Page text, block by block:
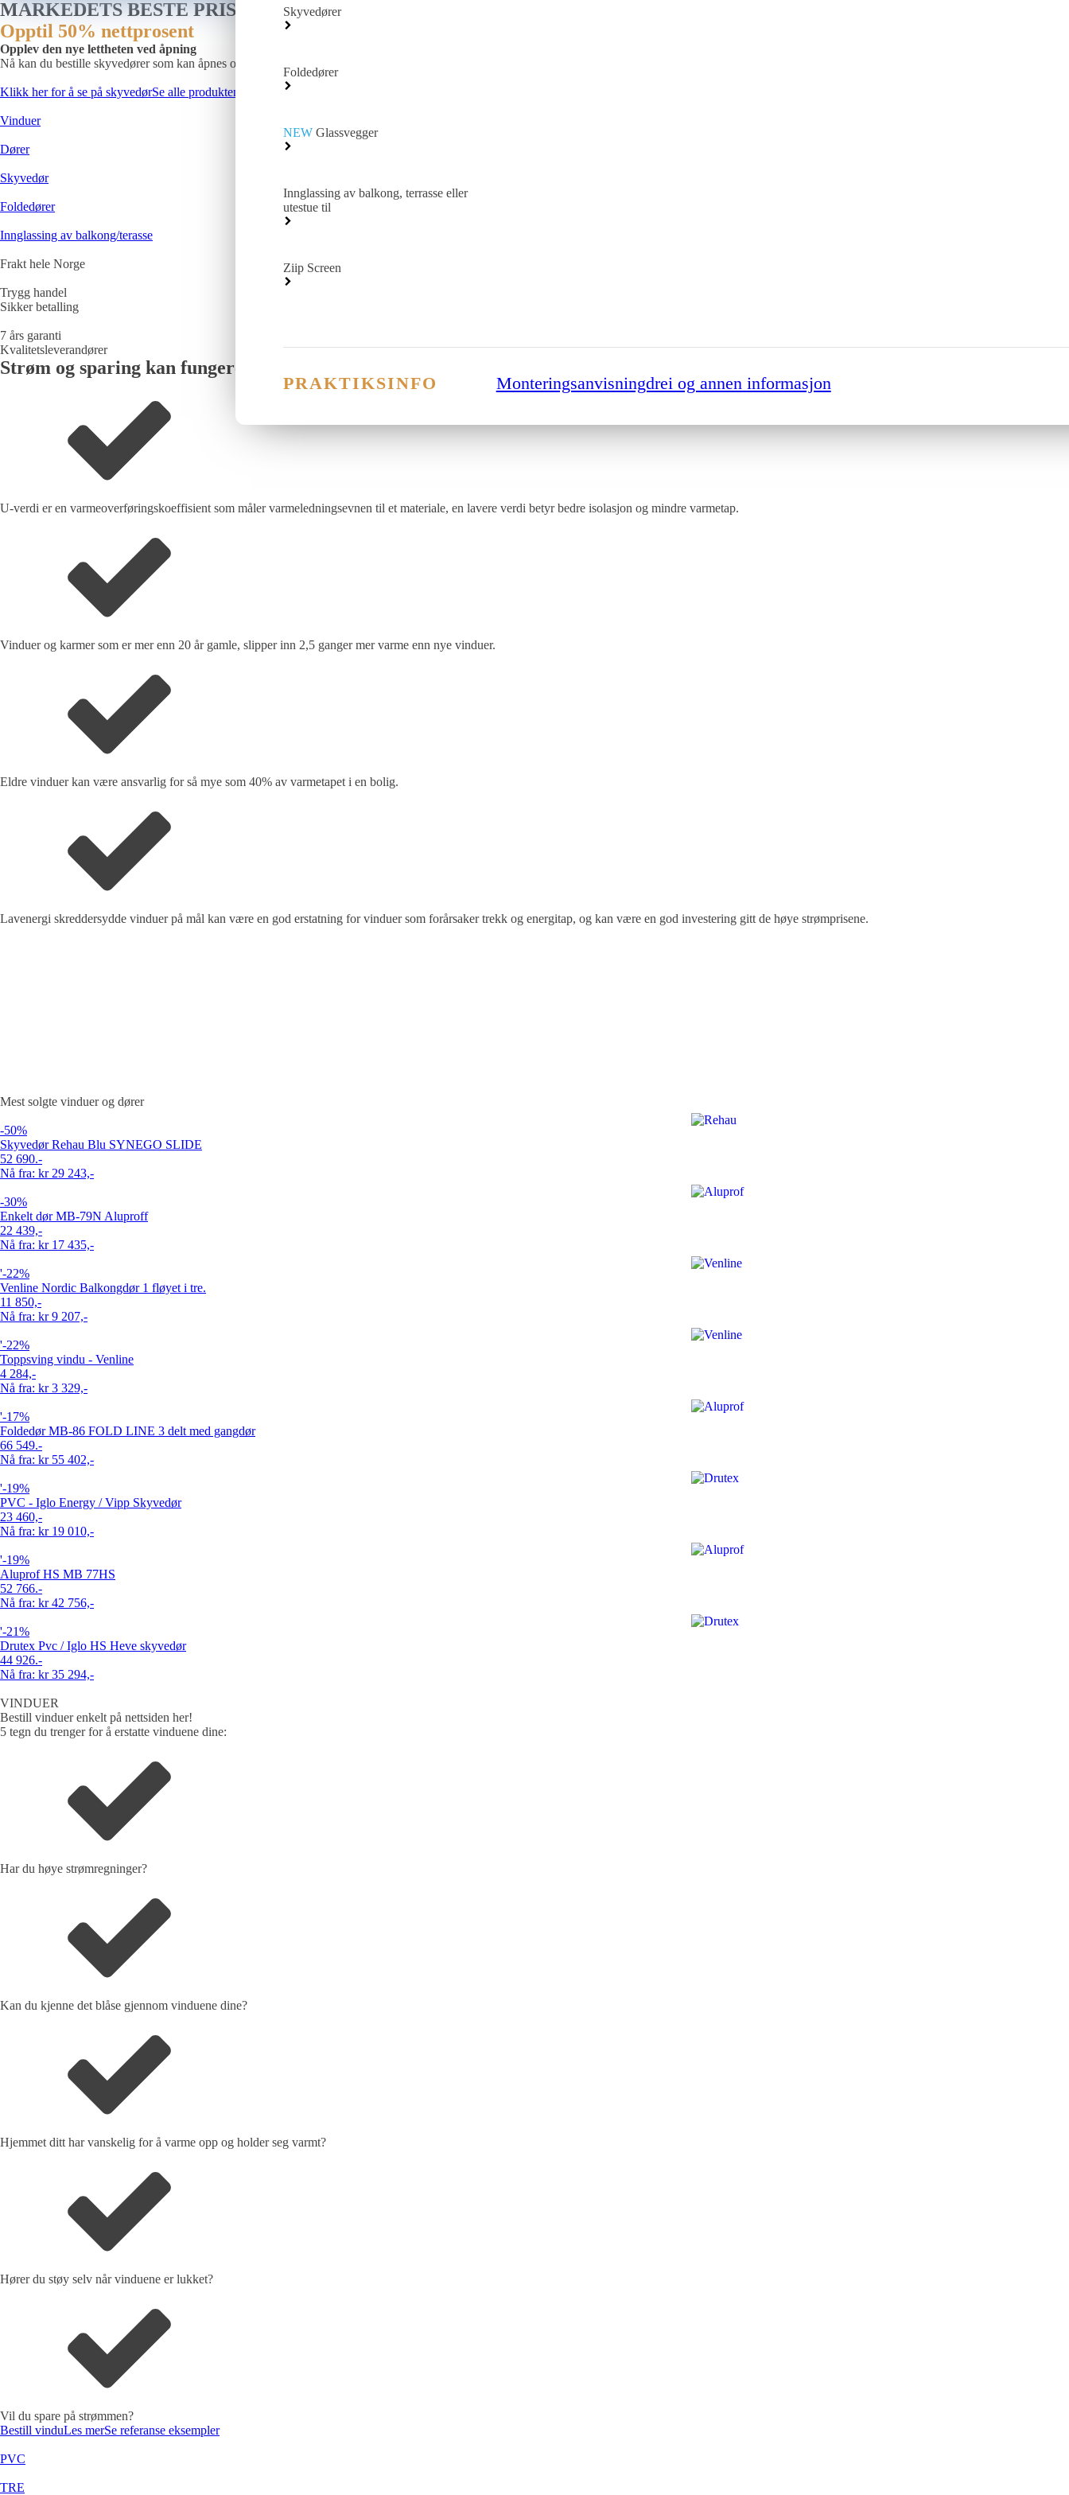
Skyvedører
Foldedører
NEWGlassvegger
Innglassing av balkong, terrasse eller
utestue til
Ziip Screen
PRAKTIKSINFO Monteringsanvisningdrei og annen informasjon
MARKEDETS BESTE PRIS
Opptil 50% nettprosent
Opplev den nye lettheten ved åpning
Nå kan du bestille skyvedører som kan åpnes og lukkes med liten innsats og med noen få enkle bevegelser.
Klikk her for å se på skyvedørSe alle produktene
Vinduer
Dører
Skyvedør
Foldedører
Innglassing av balkong/terasse
Frakt hele Norge
Trygg handel
Sikker betalling
7 års garanti
Kvalitetsleverandører
Strøm og sparing kan fungere sammen når lavenergivinduer har lav U-verdi
U-verdi er en varmeoverføringskoeffisient som måler varmeledningsevnen til et materiale, en lavere verdi betyr bedre isolasjon og mindre varmetap.
Vinduer og karmer som er mer enn 20 år gamle, slipper inn 2,5 ganger mer varme enn nye vinduer.
Eldre vinduer kan være ansvarlig for så mye som 40% av varmetapet i en bolig.
Lavenergi skreddersydde vinduer på mål kan være en god erstatning for vinduer som forårsaker trekk og energitap, og kan være en god investering gitt de høye strømprisene.
Mest solgte vinduer og dører
-50%
Skyvedør Rehau Blu SYNEGO SLIDE
52 690.-
Nå fra: kr 29 243,-
-30%
Enkelt dør MB-79N Aluproff
22 439,-
Nå fra: kr 17 435,-
'-22%
Venline Nordic Balkongdør 1 fløyet i tre.
11 850,-
Nå fra: kr 9 207,-
'-22%
Toppsving vindu - Venline
4 284,-
Nå fra: kr 3 329,-
'-17%
Foldedør MB-86 FOLD LINE 3 delt med gangdør
66 549.-
Nå fra: kr 55 402,-
'-19%
PVC - Iglo Energy / Vipp Skyvedør
23 460,-
Nå fra: kr 19 010,-
'-19%
Aluprof HS MB 77HS
52 766.-
Nå fra: kr 42 756,-
'-21%
Drutex Pvc / Iglo HS Heve skyvedør
44 926.-
Nå fra: kr 35 294,-
VINDUER
Bestill vinduer enkelt på nettsiden her!
5 tegn du trenger for å erstatte vinduene dine:
Har du høye strømregninger?
Kan du kjenne det blåse gjennom vinduene dine?
Hjemmet ditt har vanskelig for å varme opp og holder seg varmt?
Hører du støy selv når vinduene er lukket?
Vil du spare på strømmen?
Bestill vinduLes merSe referanse eksempler
PVC
TRE